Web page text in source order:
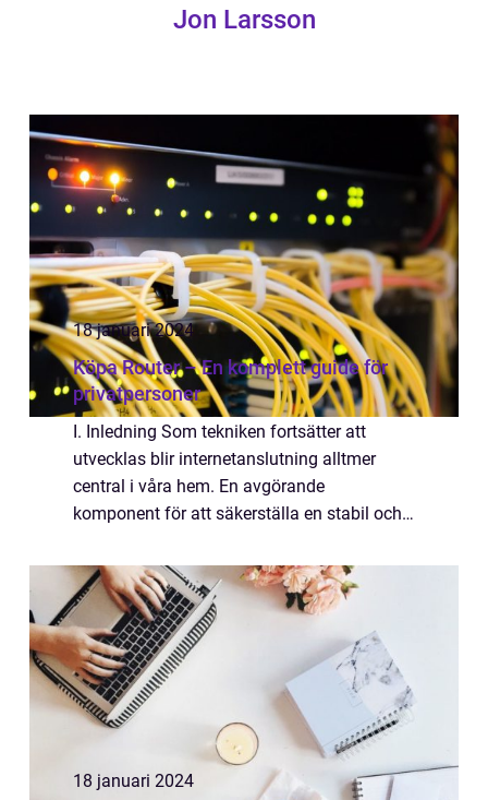
Jon Larsson
18 januari 2024
Köpa Router – En komplett guide för
privatpersoner
I. Inledning Som tekniken fortsätter att
utvecklas blir internetanslutning alltmer
central i våra hem. En avgörande
komponent för att säkerställa en stabil och
denna artikel kommer vi att ge en grundlig ...
18 januari 2024